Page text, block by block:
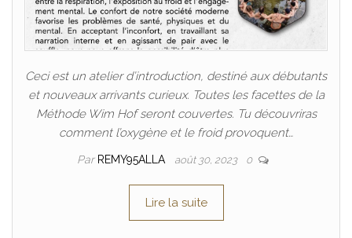
Ceci est un atelier d’introduction, destiné aux débutants
et nouveaux arrivants curieux. Toutes les facettes de la
Méthode Wim Hof seront couvertes. Tu découvriras
comment l’oxygène et le froid provoquent…
Par REMY95ALLA août 30, 2023 0
Lire la suite